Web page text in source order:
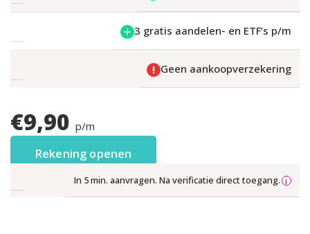
3 gratis aandelen- en ETF’s p/m
Geen aankoopverzekering
€9,90 p/m
Rekening openen
In 5 min. aanvragen. Na verificatie direct toegang.